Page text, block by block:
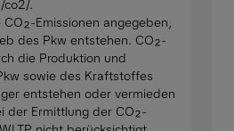
co2/.
Emissionen angegeben,
des Pkw entstehen. CO₂-
die Produktion und
sowie des Kraftstoffes
entstehen oder vermieden
der Ermittlung der CO₂-